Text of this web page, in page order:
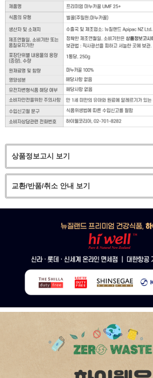
상품정보고시 보기
교환/반품/취소 안내 보기